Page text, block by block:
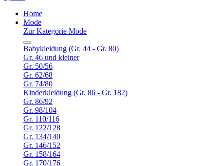
Home
Mode
Zur Kategorie Mode
Babykleidung (Gr. 44 - Gr. 80)
Gr. 46 und kleiner
Gr. 50/56
Gr. 62/68
Gr. 74/80
Kinderkleidung (Gr. 86 - Gr. 182)
Gr. 86/92
Gr. 98/104
Gr. 110/116
Gr. 122/128
Gr. 134/140
Gr. 146/152
Gr. 158/164
Gr. 170/176